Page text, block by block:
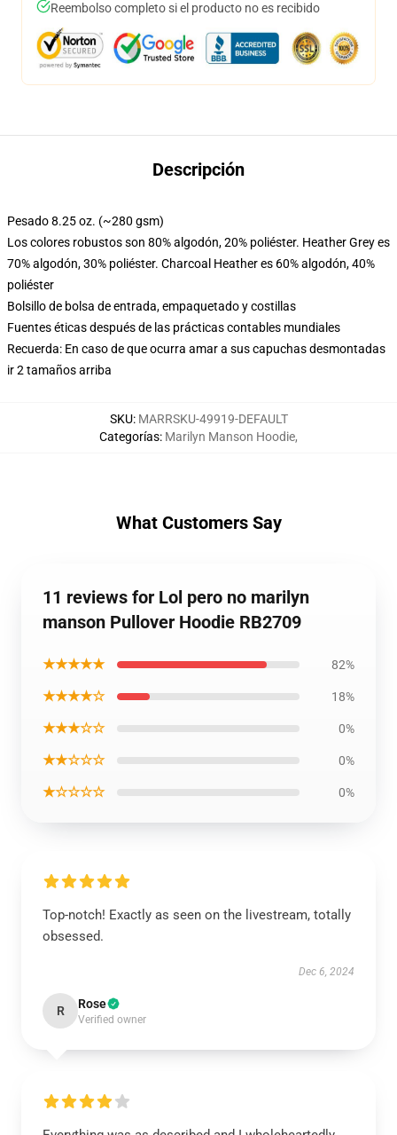
Reembolso completo si el producto no es recibido
Descripción
Pesado 8.25 oz. (~280 gsm)
Los colores robustos son 80% algodón, 20% poliéster. Heather Grey es
70% algodón, 30% poliéster. Charcoal Heather es 60% algodón, 40%
poliéster
Bolsillo de bolsa de entrada, empaquetado y costillas
Fuentes éticas después de las prácticas contables mundiales
Recuerda: En caso de que ocurra amar a sus capuchas desmontadas
ir 2 tamaños arriba
SKU: MARRSKU-49919-DEFAULT
Categorías: Marilyn Manson Hoodie,
What Customers Say
11 reviews for Lol pero no marilyn
manson Pullover Hoodie RB2709
★★★★★ 82%
★★★★☆ 18%
★★★☆☆ 0%
★★☆☆☆ 0%
★☆☆☆☆ 0%
Top-notch! Exactly as seen on the livestream, totally
obsessed.
Dec 6, 2024
R Rose
Verified owner